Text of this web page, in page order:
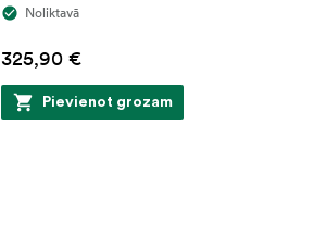
Noliktavā
325,90 €
Pievienot grozam